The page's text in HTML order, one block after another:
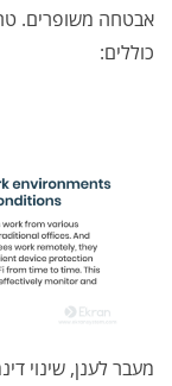
אבטחה משופרים.
כוללים:
מעבר לענן, שינוי